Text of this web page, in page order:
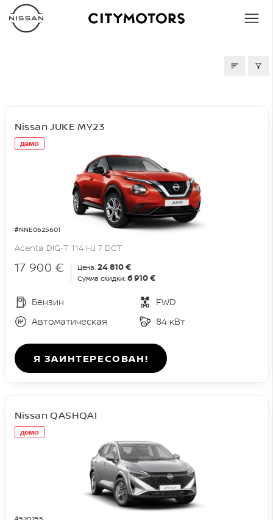
демо
#NNE0625601
Nissan JUKE MY23
Acenta DIG-T 114 HJ 7 DCT
17 900 € Цена: 24 810 €
Сумма скидки: 6 910 €
Бензин
FWD
Автоматическая
84 кВт
Я ЗАИНТЕРЕСОВАН!
демо
Nissan QASHQAI